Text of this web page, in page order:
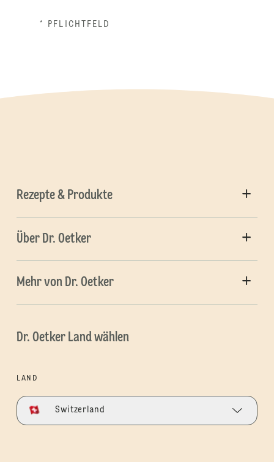
* PFLICHTFELD
Rezepte & Produkte
Über Dr. Oetker
Mehr von Dr. Oetker
Dr. Oetker Land wählen
LAND
Switzerland